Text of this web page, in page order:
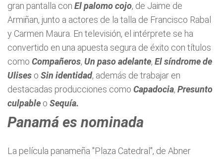
gran pantalla con El palomo cojo, de Jaime de
Armiñan, junto a actores de la talla de Francisco Rabal
y Carmen Maura. En televisión, el intérprete se ha
convertido en una apuesta segura de éxito con títulos
como Compañeros, Un paso adelante, El síndrome de
Ulises o Sin identidad, además de trabajar en
destacadas producciones como Capadocia, Presunto
culpable o Sequía.
Panamá es nominada
La película panameña "Plaza Catedral", de Abner